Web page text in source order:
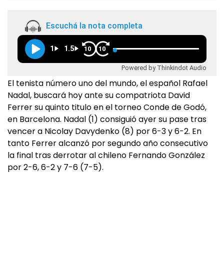
Escuchá la nota completa
1 1.5 10 10
Powered by Thinkindot Audio
El tenista número uno del mundo, el español Rafael
Nadal, buscará hoy ante su compatriota David
Ferrer su quinto titulo en el torneo Conde de Godó,
en Barcelona. Nadal (1) consiguió ayer su pase tras
vencer a Nicolay Davydenko (8) por 6-3 y 6-2. En
tanto Ferrer alcanzó por segundo año consecutivo
la final tras derrotar al chileno Fernando González
por 2-6, 6-2 y 7-6 (7-5).